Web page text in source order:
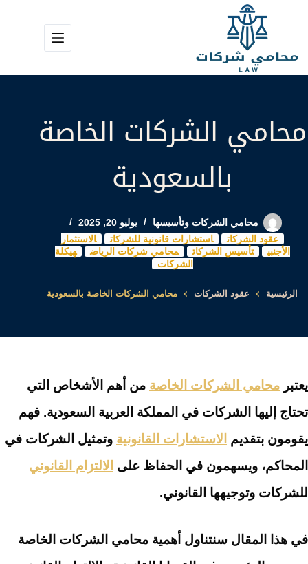
محامي الشركات الخاصة
بالسعودية
محامي الشركات وتأسيسها
يوليو 20, 2025
عقود الشركات
استشارات قانونية للشركات
الاستثمار
الأجنبي
تأسيس الشركات محامي شركات الرياض
هيكلة
الشركات
الرئيسية عقود الشركات محامي الشركات الخاصة بالسعودية
يعتبر محامي الشركات الخاصة من أهم الأشخاص التي
تحتاج إليها الشركات في المملكة العربية السعودية. فهم
يقومون بتقديم
الاستشارات القانونية وتمثيل الشركات في
المحاكم، ويسهمون في الحفاظ على الالتزام القانوني
للشركات وتوجيهها القانوني.
في هذا المقال سنتناول أهمية محامي الشركات الخاصة